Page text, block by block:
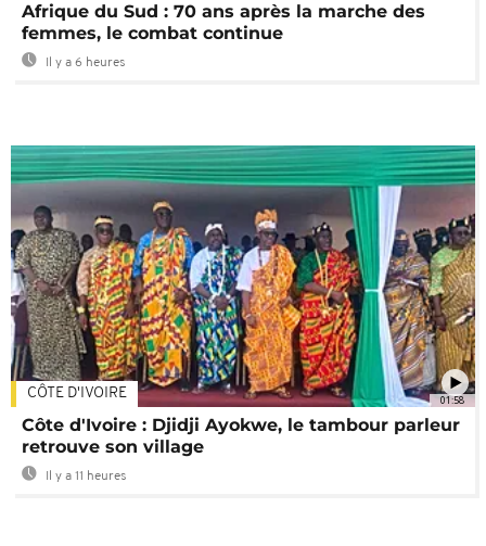
Afrique du Sud : 70 ans après la marche des
femmes, le combat continue
Il y a 6 heures
01:58
CÔTE D'IVOIRE
Côte d'Ivoire : Djidji Ayokwe, le tambour parleur
retrouve son village
Il y a 11 heures